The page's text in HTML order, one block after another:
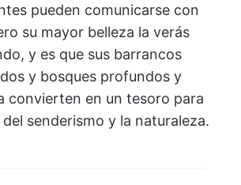
pueden comunicarse con
su mayor belleza la verás
y es que sus barrancos
y bosques profundos y
convierten en un tesoro para
senderismo y la naturaleza.